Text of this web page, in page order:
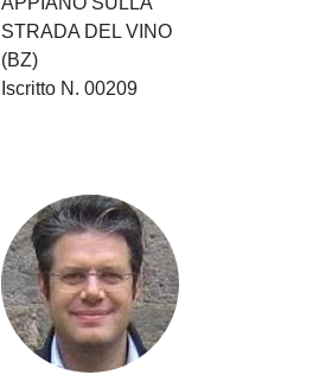
STRADA DEL VINO
(BZ)
Iscritto N. 00209